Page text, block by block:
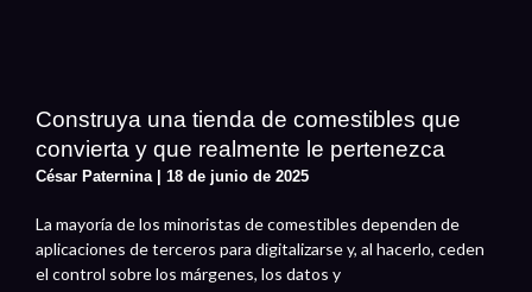
Construya una tienda de comestibles que
convierta y que realmente le pertenezca
César Paternina 18 de junio de 2025
La mayoría de los minoristas de comestibles dependen de
aplicaciones de terceros para digitalizarse y, al hacerlo, ceden
el control sobre los márgenes, los datos y